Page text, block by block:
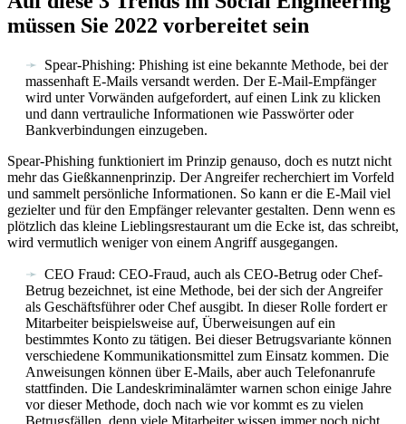
müssen Sie 2022 vorbereitet sein
Spear-Phishing: Phishing ist eine bekannte Methode, bei der
massenhaft E-Mails versandt werden. Der E-Mail-Empfänger
wird unter Vorwänden aufgefordert, auf einen Link zu klicken
und dann vertrauliche Informationen wie Passwörter oder
Bankverbindungen einzugeben.
Spear-Phishing funktioniert im Prinzip genauso, doch es nutzt nicht
mehr das Gießkannenprinzip. Der Angreifer recherchiert im Vorfeld
und sammelt persönliche Informationen. So kann er die E-Mail viel
gezielter und für den Empfänger relevanter gestalten. Denn wenn es
plötzlich das kleine Lieblingsrestaurant um die Ecke ist, das schreibt,
wird vermutlich weniger von einem Angriff ausgegangen.
CEO Fraud: CEO-Fraud, auch als CEO-Betrug oder Chef-
Betrug bezeichnet, ist eine Methode, bei der sich der Angreifer
als Geschäftsführer oder Chef ausgibt. In dieser Rolle fordert er
Mitarbeiter beispielsweise auf, Überweisungen auf ein
bestimmtes Konto zu tätigen. Bei dieser Betrugsvariante können
verschiedene Kommunikationsmittel zum Einsatz kommen. Die
Anweisungen können über E-Mails, aber auch Telefonanrufe
stattfinden. Die Landeskriminalämter warnen schon einige Jahre
vor dieser Methode, doch nach wie vor kommt es zu vielen
Betrugsfällen, denn viele Mitarbeiter wissen immer noch nicht